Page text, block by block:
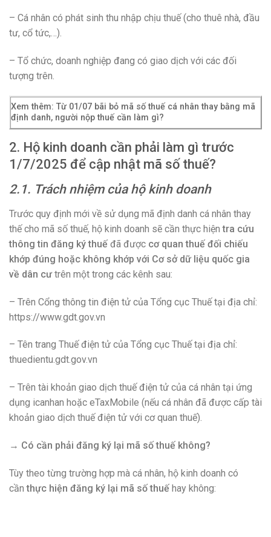
– Cá nhân có phát sinh thu nhập chịu thuế (cho thuê nhà, đầu
tư, cổ tức,…).
– Tổ chức, doanh nghiệp đang có giao dịch với các đối
tượng trên.
Xem thêm: Từ 01/07 bãi bỏ mã số thuế cá nhân thay bằng mã
định danh, người nộp thuế cần làm gì?
2. Hộ kinh doanh cần phải làm gì trước
1/7/2025 để cập nhật mã số thuế?
2.1. Trách nhiệm của hộ kinh doanh
Trước quy định mới về sử dụng mã định danh cá nhân thay
thế cho mã số thuế, hộ kinh doanh sẽ cần thực hiệntra cứu
thông tin đăng ký thuế đã được cơ quan thuế đối chiếu
khớp đúng hoặc không khớp với Cơ sở dữ liệu quốc gia
về dân cưtrên một trong các kênh sau:
– Trên Cổng thông tin điện tử của Tổng cục Thuế tại địa chỉ:
https://www.gdt.gov.vn
– Tên trang Thuế điện tử của Tổng cục Thuế tại địa chỉ:
thuedientu.gdt.gov.vn
– Trên tài khoản giao dịch thuế điện tử của cá nhân tại ứng
dụng icanhan hoặc eTaxMobile (nếu cá nhân đã được cấp tài
khoản giao dịch thuế điện tử với cơ quan thuế).
→ Có cần phải đăng ký lại mã số thuế không?
Tùy theo từng trường hợp mà cá nhân, hộ kinh doanh có
cầnthực hiện đăng ký lại mã số thuế hay không: